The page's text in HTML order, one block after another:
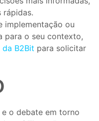
rápidas.
implementação ou
para o seu contexto,
B2Bit para solicitar
o debate em torno